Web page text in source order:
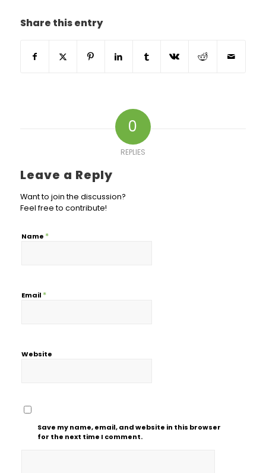
Share this entry
0
REPLIES
Leave a Reply
Want to join the discussion?
Feel free to contribute!
Name *
Email *
Website
Save my name, email, and website in this browser
for the next time I comment.